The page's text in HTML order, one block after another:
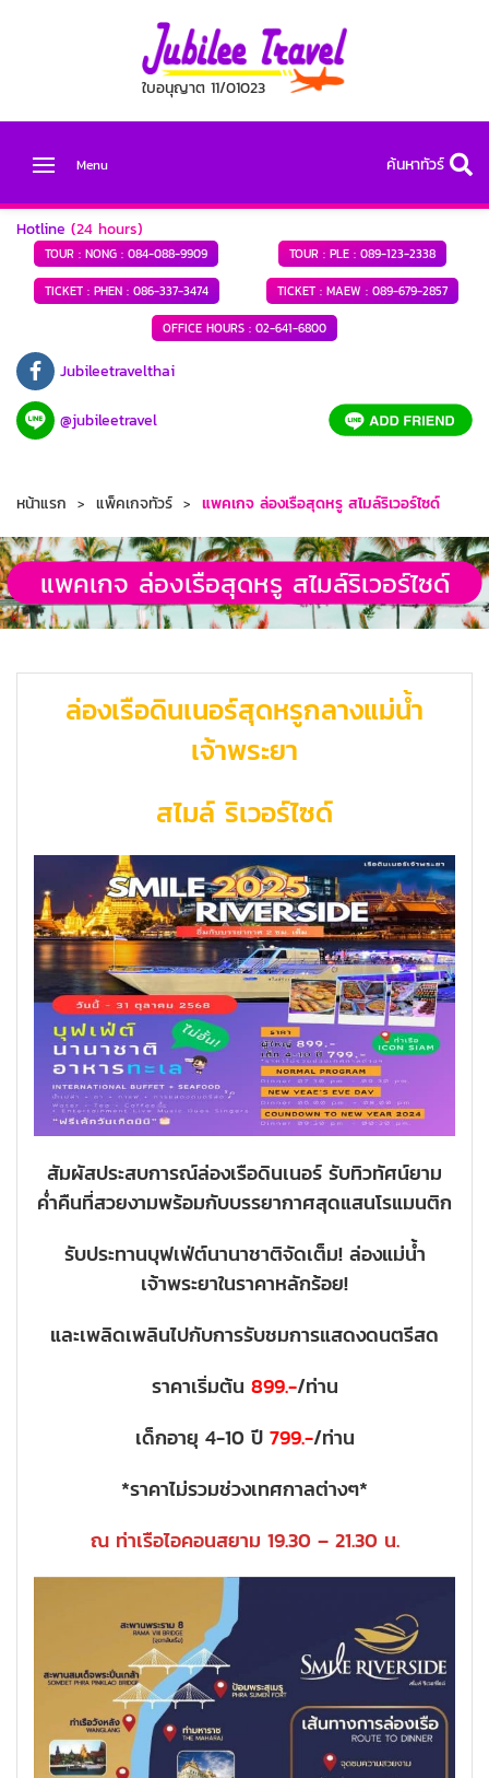
ใบอนุญาต 11/01023
Menu ค้นหาทัวร์
Hotline (24 hours)
TOUR : NONG : 084-088-9909 TOUR : PLE : 089-123-2338
TICKET : PHEN :086-337-3474 TICKET : MAEW : 089-679-2857
OFFICE HOURS : 02-641-6800
Jubileetravelthai
@jubileetravel
หน้าแรก แพ็คเกจทัวร์ แพคเกจ ล่องเรือสุดหรู สไมล์ริเวอร์ไซด์
แพคเกจ ล่องเรือสุดหรู สไมล์ริเวอร์ไซด์
ล่องเรือดินเนอร์สุดหรูกลางแม่น้ำ
เจ้าพระยา
สไมล์ ริเวอร์ไซด์
สัมผัสประสบการณ์ล่องเรือดินเนอร์ รับทิวทัศน์ยาม
ค่ำคืนที่สวยงามพร้อมกับบรรยากาศสุดแสนโรแมนติก
รับประทานบุฟเฟ่ต์นานาชาติจัดเต็ม! ล่องแม่น้ำ
เจ้าพระยาในราคาหลักร้อย!
และเพลิดเพลินไปกับการรับชมการแสดงดนตรีสด
ราคาเริ่มต้น 899.-/ท่าน
เด็กอายุ 4-10 ปี 799.-/ท่าน
*ราคาไม่รวมช่วงเทศกาลต่างๆ*
ณ ท่าเรือไอคอนสยาม 19.30 – 21.30 น.